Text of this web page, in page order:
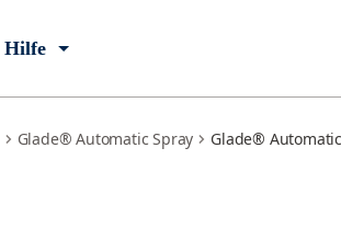
Hilfe
Glade® Automatic Spray Glade®